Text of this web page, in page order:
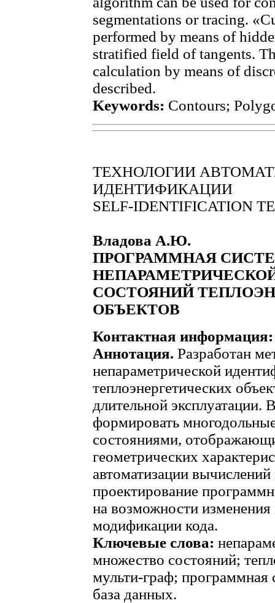
segmentations or tracing.
performed by means of
stratified field of tangents.
calculation by means of
described.
Keywords: Contours;
ТЕХНОЛОГИИ
ИДЕНТИФИКАЦИИ
SELF-IDENTIFICATION
Владова А.Ю.
ПРОГРАММНАЯ
СОСТОЯНИЙ
ОБЪЕКТОВ
Контактная информация:
Аннотация. Разработан
непараметрической
теплоэнергетических
длительной
формировать
состояниями,
геометрических
автоматизации
проектирование
на возможности
модификации кода.
Ключевые слова:
множество состояний;
мульти-граф; программная
база данных.